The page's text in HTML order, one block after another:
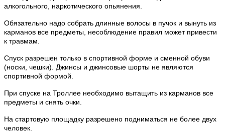
алкогольного, наркотического опьянения.
Обязательно надо собрать длинные волосы в пучок и вынуть из
карманов все предметы, несоблюдение правил может привести
к травмам.
Спуск разрешен только в спортивной форме и сменной обуви
(носки, чешки). Джинсы и джинсовые шорты не являются
спортивной формой.
При спуске на Троллее необходимо вытащить из карманов все
предметы и снять очки.
На стартовую площадку разрешено подниматься не более двух
человек.